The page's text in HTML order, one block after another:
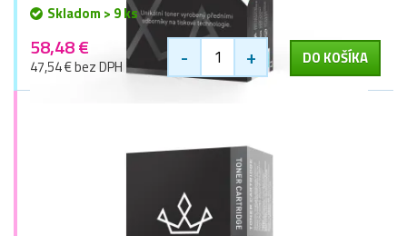
Skladom > 9 ks
58,48 €
47,54 € bez DPH - + DO KOŠÍKA